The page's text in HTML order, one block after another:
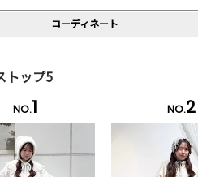
コーディネート
トップ5
NO.1 NO.2